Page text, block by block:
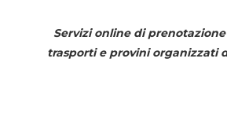
Servizi online di
trasporti e provini organizzati